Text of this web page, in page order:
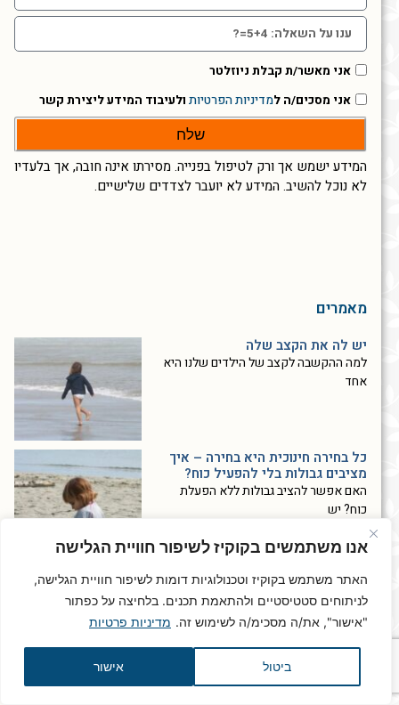
אנו משתמשים בקוקיז לשיפור חוויית הגלישה
האתר משתמש בקוקיז וטכנולוגיות דומות לשיפור חוויית הגלישה,
לניתוחים סטטיסטיים ולהתאמת תכנים. בלחיצה על כפתור
"אישור", את/ה מסכימ/ה לשימוש זה. מדיניות פרטיות
ביטול אישור
אני מאשר/ת קבלת ניוזלטר
אני מסכים/ה למדיניות הפרטיות ולעיבוד המידע ליצירת קשר
שלח
המידע ישמש אך ורק לטיפול בפנייה. מסירתו אינה חובה, אך בלעדיו
לא נוכל להשיב. המידע לא יועבר לצדדים שלישיים.
מאמרים
יש לה את הקצב שלה
למה ההקשבה לקצב של הילדים שלנו היא
אחד
כל בחירה חינוכית היא בחירה – איך
מציבים גבולות בלי להפעיל כוח?
האם אפשר להציב גבולות ללא הפעלת
כוח? יש
בזמן מלחמה
רגרסיה בגמילה מחיתולים, פחדים וקשיי
שינה אצל ילדים
בלי לשים לב – כך אנחנו מחבלים